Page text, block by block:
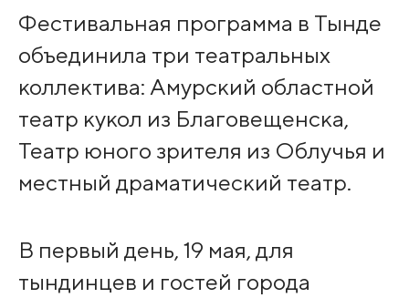
Фестивальная программа в Тынде
объединила три театральных
коллектива: Амурский областной
театр кукол из Благовещенска,
Театр юного зрителя из Облучья и
местный драматический театр.
В первый день, 19 мая, для
тындинцев и гостей города